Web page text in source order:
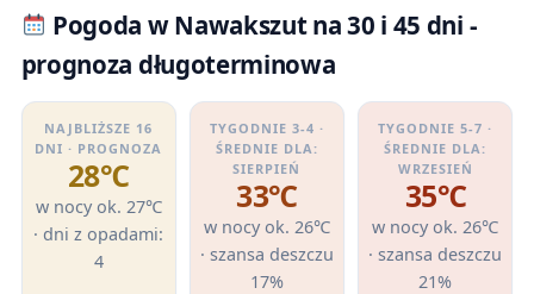
Pogoda w Nawakszut na 30 i 45 dni -
prognoza długoterminowa
NAJBLIŻSZE 16
DNI · PROGNOZA
28℃
w nocy ok. 27℃
· dni z opadami:
4
TYGODNIE 3-4 ·
ŚREDNIE DLA:
SIERPIEŃ
33℃
w nocy ok. 26℃
· szansa deszczu
17%
TYGODNIE 5-7 ·
ŚREDNIE DLA:
WRZESIEŃ
35℃
w nocy ok. 26℃
· szansa deszczu
21%